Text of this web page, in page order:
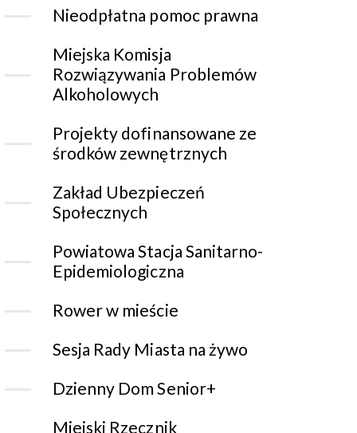
Nieodpłatna pomoc prawna
Miejska Komisja
Rozwiązywania Problemów
Alkoholowych
Projekty dofinansowane ze
środków zewnętrznych
Zakład Ubezpieczeń
Społecznych
Powiatowa Stacja Sanitarno-
Epidemiologiczna
Rower w mieście
Sesja Rady Miasta na żywo
Dzienny Dom Senior+
Miejski Rzecznik